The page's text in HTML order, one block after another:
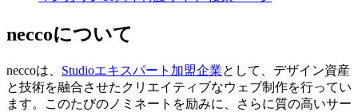
neccoについて
neccoは、 Studioエキスパート加盟企業として、デザイン資産
と技術を融合させたクリエイティブなウェブ制作を行ってい
ます。このたびのノミネートを励みに、さらに質の高いサー